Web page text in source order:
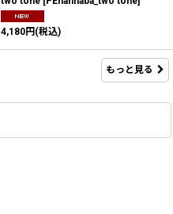
4,180円 (税込)
もっと見る